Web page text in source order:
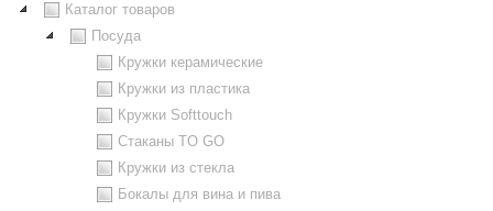
Каталог товаров
Посуда
Кружки керамические
Кружки из пластика
Кружки Softtouch
Стаканы TO GO
Кружки из стекла
Бокалы для вина и пива